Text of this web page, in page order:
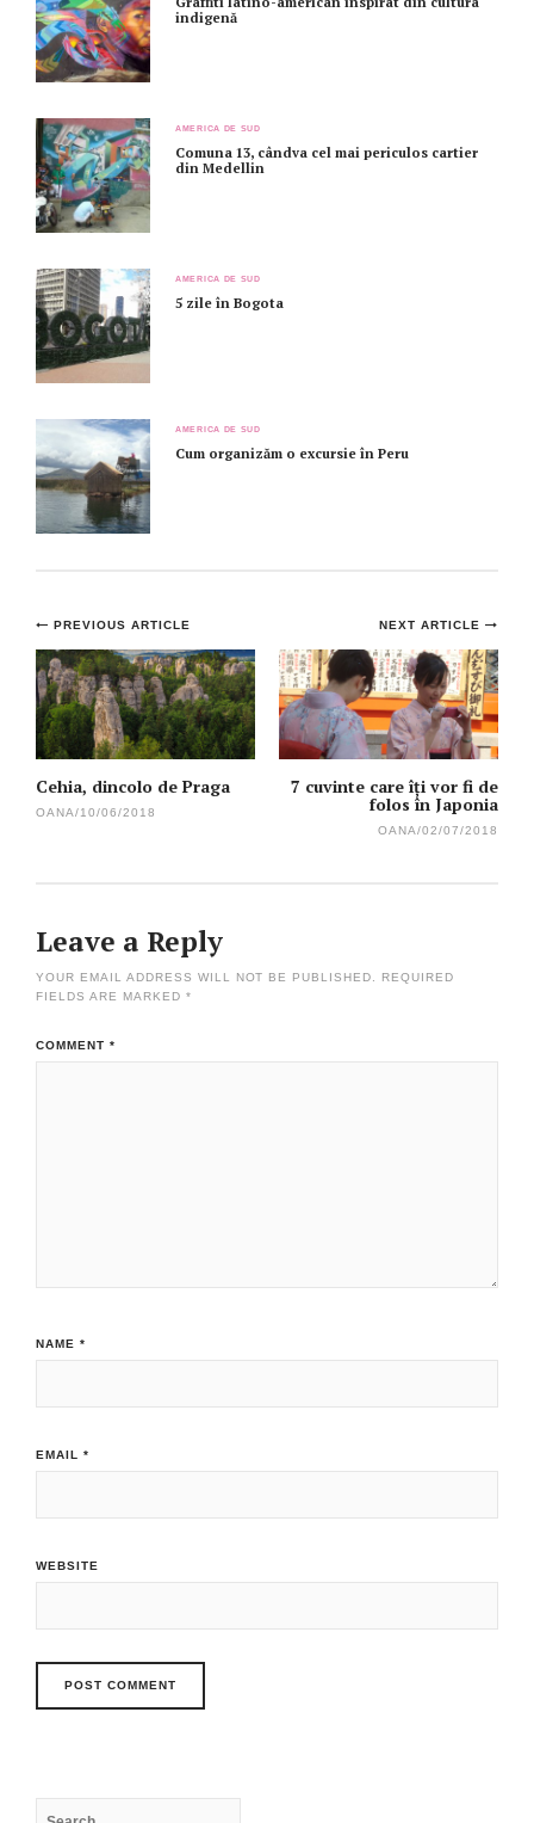
indigenă
AMERICA DE SUD
Comuna 13, cândva cel mai periculos cartier
din Medellin
AMERICA DE SUD
5 zile în Bogota
AMERICA DE SUD
Cum organizăm o excursie în Peru
Post
navigation
NEXT ARTICLE
7 cuvinte care îți vor fi de
folos în Japonia
OANA/02/07/2018
PREVIOUS ARTICLE
Cehia, dincolo de Praga
OANA/10/06/2018
Leave a Reply
YOUR EMAIL ADDRESS WILL NOT BE PUBLISHED.
REQUIRED
FIELDS ARE MARKED *
COMMENT *
NAME *
EMAIL *
WEBSITE